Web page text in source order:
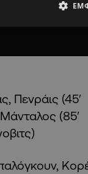
Πενράις (45′
Μάνταλος (85′